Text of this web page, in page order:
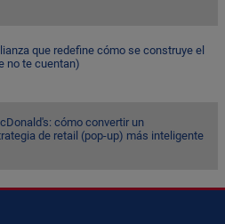
que redefine cómo se construye el
no te cuentan)
cómo convertir un
de retail (pop-up) más inteligente